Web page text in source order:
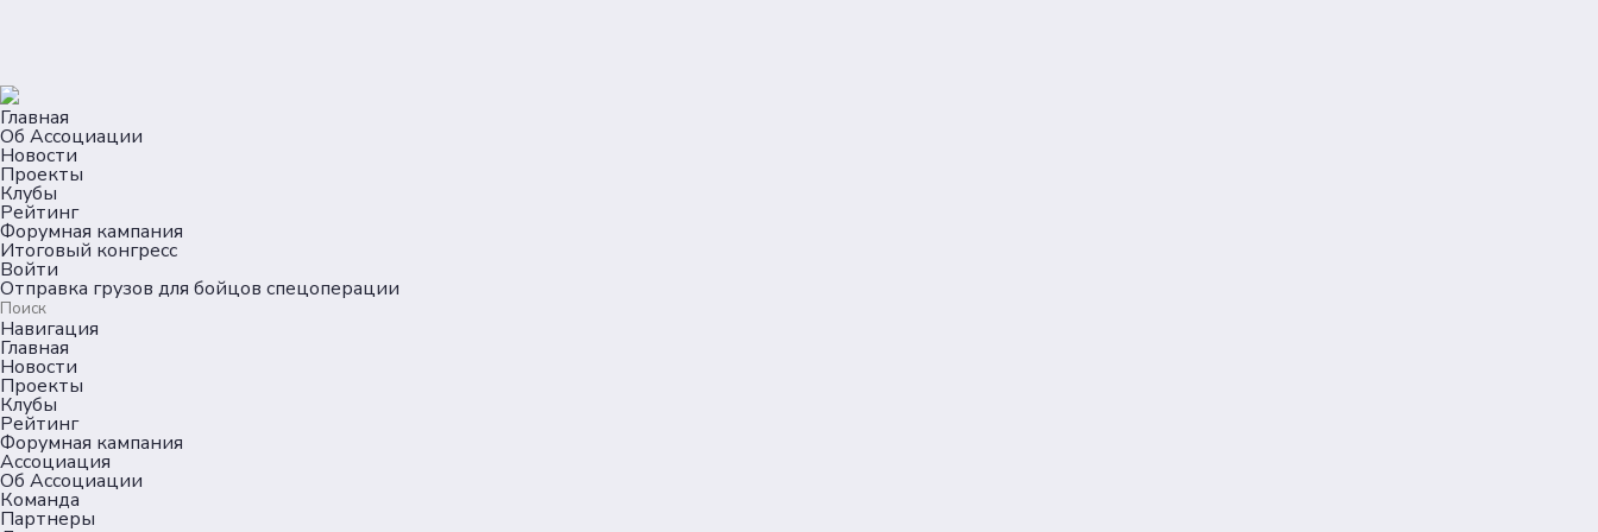
Главная
Об Ассоциации
Новости
Проекты
Клубы
Рейтинг
Форумная кампания
Итоговый конгресс
Войти
Отправка грузов для бойцов спецоперации
Навигация
Главная
Новости
Проекты
Клубы
Рейтинг
Форумная кампания
Ассоциация
Об Ассоциации
Команда
Партнеры